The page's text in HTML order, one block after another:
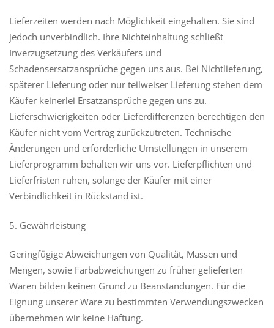
Lieferzeiten werden nach Möglichkeit eingehalten. Sie sind
jedoch unverbindlich. Ihre Nichteinhaltung schließt
Inverzugsetzung des Verkäufers und
Schadensersatzansprüche gegen uns aus. Bei Nichtlieferung,
späterer Lieferung oder nur teilweiser Lieferung stehen dem
Käufer keinerlei Ersatzansprüche gegen uns zu.
Lieferschwierigkeiten oder Lieferdifferenzen berechtigen den
Käufer nicht vom Vertrag zurückzutreten. Technische
Änderungen und erforderliche Umstellungen in unserem
Lieferprogramm behalten wir uns vor. Lieferpflichten und
Lieferfristen ruhen, solange der Käufer mit einer
Verbindlichkeit in Rückstand ist.
5. Gewährleistung
Geringfügige Abweichungen von Qualität, Massen und
Mengen, sowie Farbabweichungen zu früher gelieferten
Waren bilden keinen Grund zu Beanstandungen. Für die
Eignung unserer Ware zu bestimmten Verwendungszwecken
übernehmen wir keine Haftung.